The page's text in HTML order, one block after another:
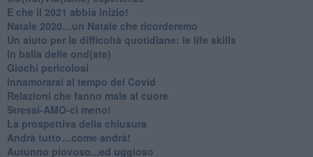
​E che il 2021 abbia inizio!
​Natale 2020…un Natale che ricorderemo
Un aiuto per le difficoltà quotidiane: le life skills
​In balia delle ond(ate)
Giochi pericolosi
Innamorarsi al tempo del Covid
​Relazioni che fanno male al cuore
​Stressi-AMO-ci meno!
​La prospettiva della chiusura
​Andrà tutto…come andrà!
Autunno piovoso...ed uggioso